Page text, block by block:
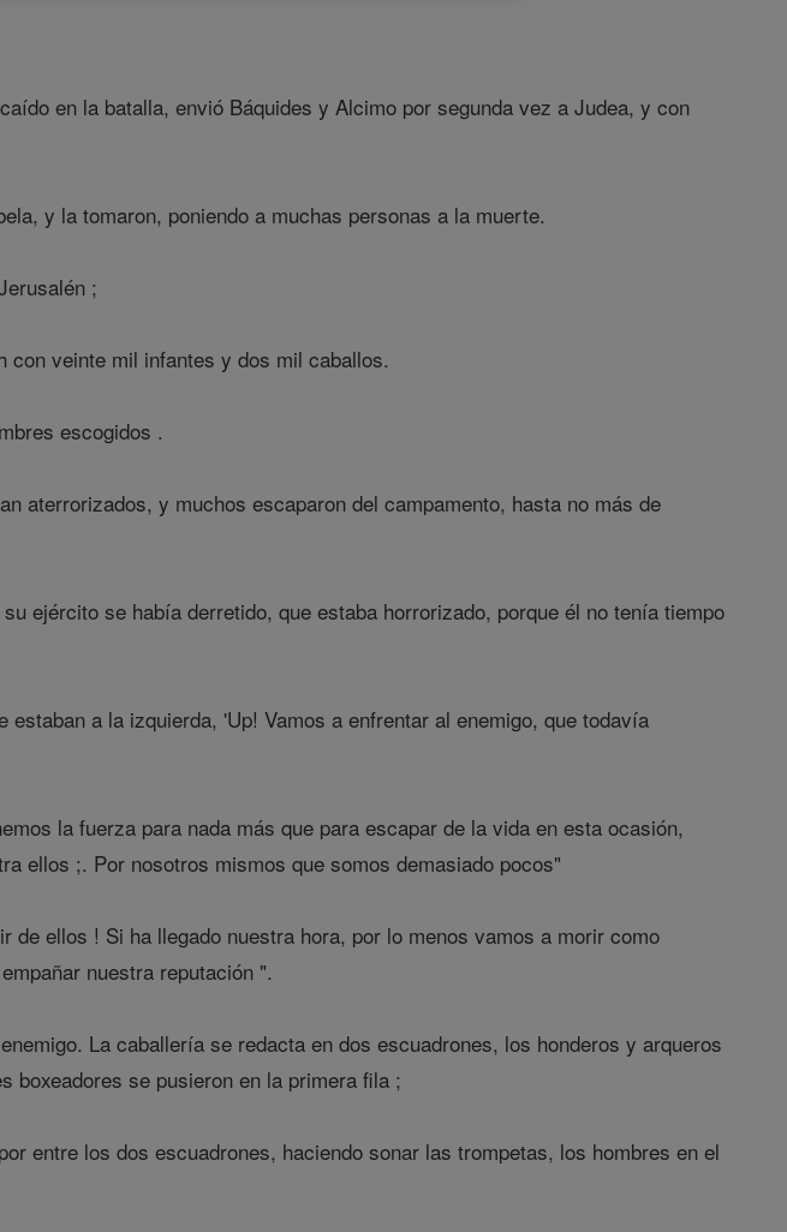
en la batalla, envió Báquides y Alcimo por segunda vez a Judea, y con
y la tomaron, poniendo a muchas personas a la muerte.
;
con veinte mil infantes y dos mil caballos.
escogidos .
aterrorizados, y muchos escaparon del campamento, hasta no más de
ejército se había derretido, que estaba horrorizado, porque él no tenía tiempo
a la izquierda, 'Up! Vamos a enfrentar al enemigo, que todavía
la fuerza para nada más que para escapar de la vida en esta ocasión,
ellos ;. Por nosotros mismos que somos demasiado pocos"
ellos ! Si ha llegado nuestra hora, por lo menos vamos a morir como
nuestra reputación ".
La caballería se redacta en dos escuadrones, los honderos y arqueros
boxeadores se pusieron en la primera fila ;
entre los dos escuadrones, haciendo sonar las trompetas, los hombres en el